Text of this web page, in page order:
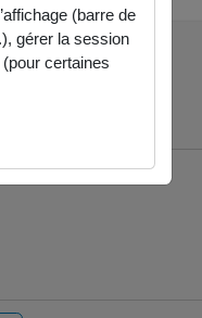
(barre de
gérer la session
certaines